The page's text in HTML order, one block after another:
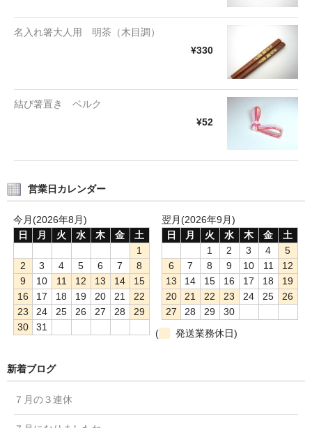
名入れ箸大人用 明茶（木目調）
¥330
結び箸置き ベルク
¥52
営業日カレンダー
今月(2026年8月)
日
月 火 水 木 金
土
1
2
3 4 5 6 7
8
9
10 11 12 13 14
15
16
17 18 19 20 21
22
23
24 25 26 27 28
29
30
31
翌月(2026年9月)
日
月 火 水 木 金
土
1
2 3 4
5
6
7 8 9 10 11
12
13
14 15 16 17 18
19
20
21 22 23 24 25
26
27
28 29
30
(
発送業務休日)
新着ブログ
７月の３連休